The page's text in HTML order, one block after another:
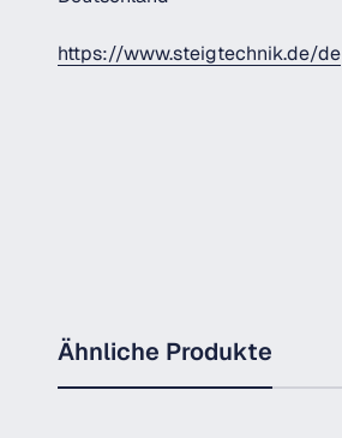
https://www.steigtechnik.de/de
Ähnliche Produkte